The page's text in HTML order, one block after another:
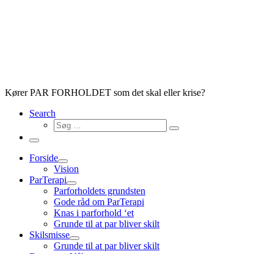
Kører PAR FORHOLDET som det skal eller krise?
Search
Søg
Søg
Menu
Forside
Vision
ParTerapi
Parforholdets grundsten
Gode råd om ParTerapi
Knas i parforhold ‘et
Grunde til at par bliver skilt
Skilsmisse
Grunde til at par bliver skilt